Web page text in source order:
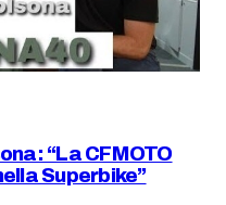
“La CFMOTO
Superbike”